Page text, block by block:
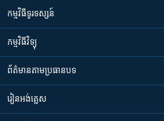
កម្មវិធី​ទូរទស្សន៍
កម្មវិធី​វិទ្យុ
ព័ត៌មាន​តាមប្រធានបទ​
រៀន​​អង់គ្លេស